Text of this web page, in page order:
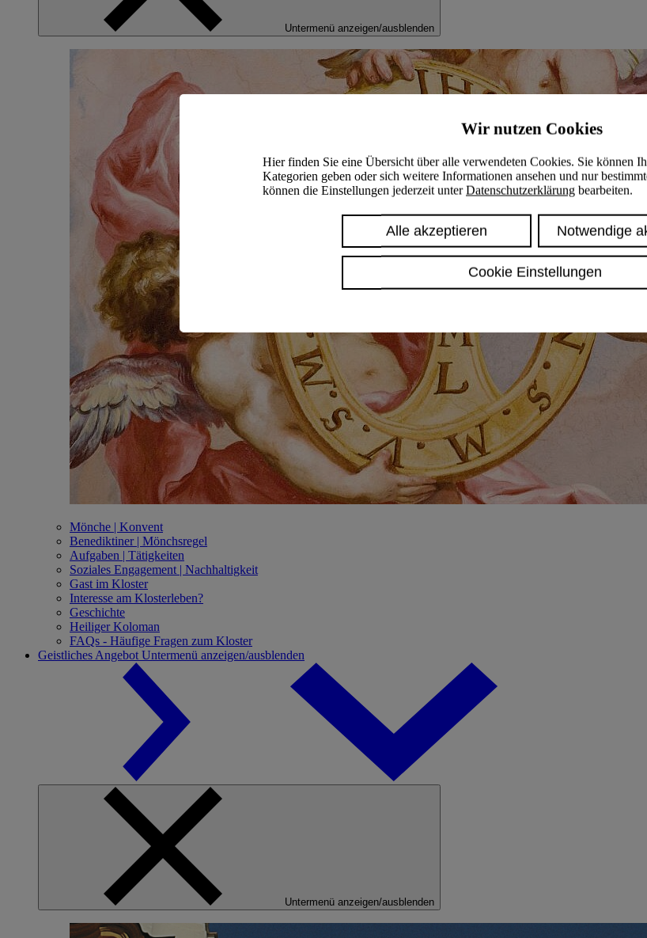
Wir nutzen Cookies
Hier finden Sie eine Übersicht über alle verwendeten Cookies. Sie können
Kategorien geben oder sich weitere Informationen ansehen und nur
können die Einstellungen jederzeit unterDatenschutzerklärung bearbeiten.
Alle akzeptieren Notwendige
Cookie Einstellungen
Untermenü anzeigen/ausblenden
Mönche | Konvent
Benediktiner | Mönchsregel
Aufgaben | Tätigkeiten
Soziales Engagement | Nachhaltigkeit
Gast im Kloster
Interesse am Klosterleben?
Geschichte
Heiliger Koloman
FAQs - Häufige Fragen zum Kloster
Geistliches Angebot Untermenü anzeigen/ausblenden
Untermenü anzeigen/ausblenden